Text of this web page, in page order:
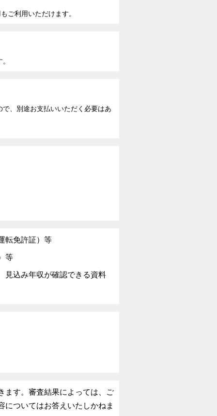
ご利用いただけます。
、別途お支払いいただく必要はあ
転免許証）等
等
見込み年収が確認できる資料
ます。審査結果によっては、ご
についてはお答えいたしかねま